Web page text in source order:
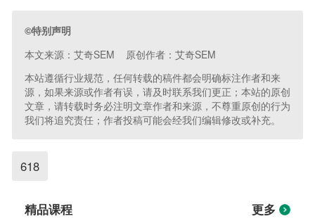
©特别声明
本文来源：艾奇SEM 原创作者：艾奇SEM
本站遵循行业规范，任何转载的稿件都会明确标注作者和来
源，如果来源或作者有误，请及时联系我们更正；本站的原创
文章，请转载时务必注明文章作者和来源，不尊重原创的行为
我们将追究责任；作者投稿可能会经我们编辑修改或补充。
618
精品课程 更多